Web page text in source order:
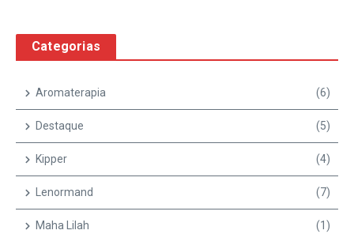
Categorias
Aromaterapia (6)
Destaque (5)
Kipper (4)
Lenormand (7)
Maha Lilah (1)